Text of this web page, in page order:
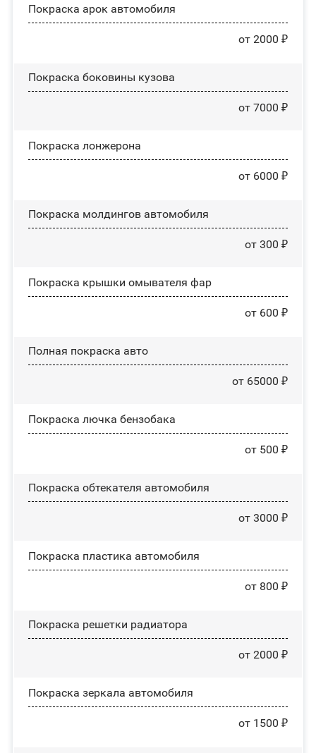
Покраска арок автомобиля
от 2000 ₽
Покраска боковины кузова
от 7000 ₽
Покраска лонжерона
от 6000 ₽
Покраска молдингов автомобиля
от 300 ₽
Покраска крышки омывателя фар
от 600 ₽
Полная покраска авто
от 65000 ₽
Покраска лючка бензобака
от 500 ₽
Покраска обтекателя автомобиля
от 3000 ₽
Покраска пластика автомобиля
от 800 ₽
Покраска решетки радиатора
от 2000 ₽
Покраска зеркала автомобиля
от 1500 ₽